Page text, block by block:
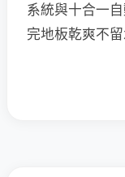
系統與十合一
完地板乾爽不